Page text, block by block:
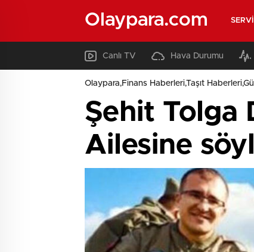
Olaypara.com
Canlı TV Hava Durumu
Olaypara,Finans Haberleri,Taşıt
Şehit Tolga
Ailesine